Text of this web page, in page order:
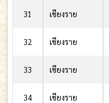
31 เชียงราย
32 เชียงราย
33 เชียงราย
34 เชียงราย